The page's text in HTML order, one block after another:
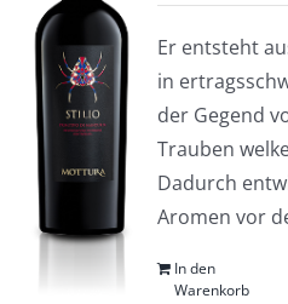
Er entsteht
in
der Gegend
Trauben
Dadurch
Aromen vor
In den
Warenkorb